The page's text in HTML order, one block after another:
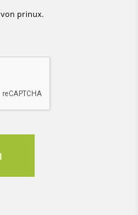
von prinux.